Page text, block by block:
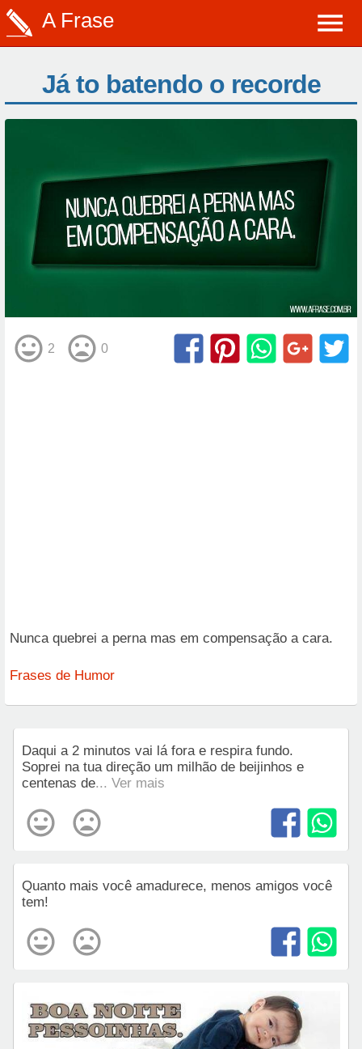
A Frase
Já to batendo o recorde
2 0
Nunca quebrei a perna mas em compensação a cara.
Frases de Humor
Daqui a 2 minutos vai lá fora e respira fundo.
Soprei na tua direção um milhão de beijinhos e
centenas de... Ver mais
Quanto mais você amadurece, menos amigos você
tem!